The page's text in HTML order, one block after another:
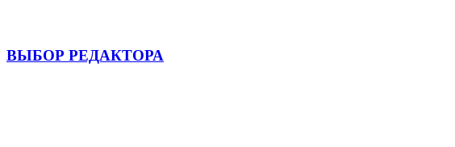
ВЫБОР РЕДАКТОРА